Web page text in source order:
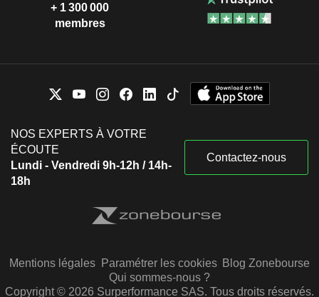
+ 1 300 000
membres
NOS EXPERTS À VOTRE
ÉCOUTE
Lundi - Vendredi 9h-12h / 14h-
18h
Contactez-nous
Mentions légales Paramétrer les cookies Blog Zonebourse
Qui sommes-nous ?
Copyright © 2026 Surperformance SAS. Tous droits réservés.